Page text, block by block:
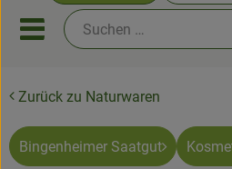
Mobiles Menu
Ökokisten
Bio-Kochkisten
Zurück zu Naturwaren
Bingenheimer Saatgut